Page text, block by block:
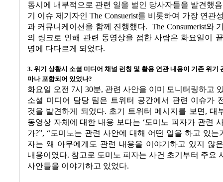
동시에 내부적으로 관련 일을 벌인 당사자들을 발견했
기 이슈 제기자인 The Consuerist를 비롯하여 가장 연관
과 커뮤니케이션을 함께 진행했다. The Consumerist와
의 링크로 인해 관련 동영상을 접한 사람은 화요일이
명에 다다르게 되었다.
3. 위기 상황시 소셜 미디어 채널 런칭 및 활용 연관 내용이 기존 위기
마나 포함되어 있었나?
화요일 오전 7시 30분, 관련 사안을 이미 모니터링하고
소셜 미디어 담당 팀은 트위터 공간에서 관련 이슈가
것을 발견하게 되었다. 초기 트위터 메시지를 보면,대
동영상 자체에 대한 내용 보다는 ‘도미노 피자가 관련
가?”, “도미노는 관련 사안에 대해 어떤 일을 하고 있는
자는 왜 아무에게도 관련 내용을 이야기하고 있지 않
내용이였다. 참고로 도미노 피자는 사건 초기부터 주요
사안들을 이야기하고 있었다.